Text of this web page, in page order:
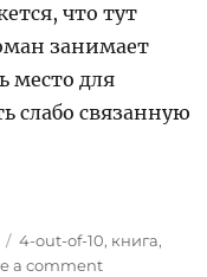
что тут
занимает
место для
слабо связанную
и город” – Чайна
Tags
4-out-of-10, книга,
a commenton